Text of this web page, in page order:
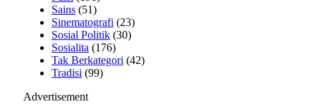
Sains (51)
Sinematografi (23)
Sosial Politik (30)
Sosialita (176)
Tak Berkategori (42)
Tradisi (99)
Advertisement